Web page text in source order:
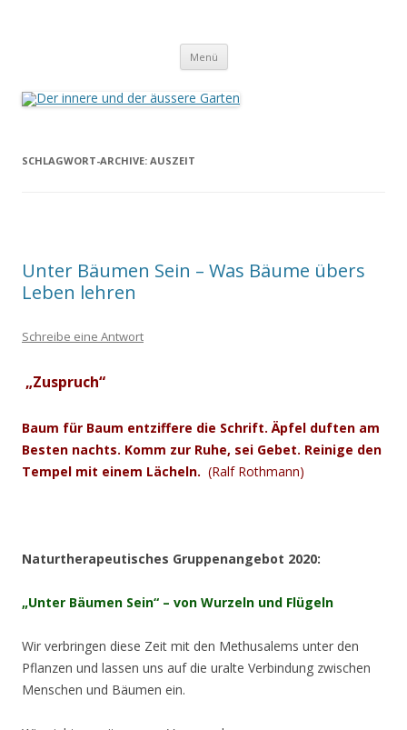
Menü Zum
springen
SCHLAGWORT-ARCHIVE: AUSZEIT
Unter Bäumen Sein – Was Bäume übers
Leben lehren
Schreibe eine Antwort
„Zuspruch“
Baum für Baum entziffere die Schrift. Äpfel duften am
Besten nachts. Komm zur Ruhe, sei Gebet. Reinige den
Tempel mit einem Lächeln. (Ralf Rothmann)
Naturtherapeutisches Gruppenangebot 2020:
„Unter Bäumen Sein“ – von Wurzeln und Flügeln
Wir verbringen diese Zeit mit den Methusalems unter den
Pflanzen und lassen uns auf die uralte Verbindung zwischen
Menschen und Bäumen ein.